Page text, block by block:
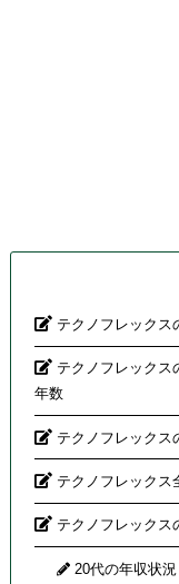
テクノフレックス
テクノフレックス
年数
テクノフレックス
テクノフレックス
テクノフレックス
20代の年収状況